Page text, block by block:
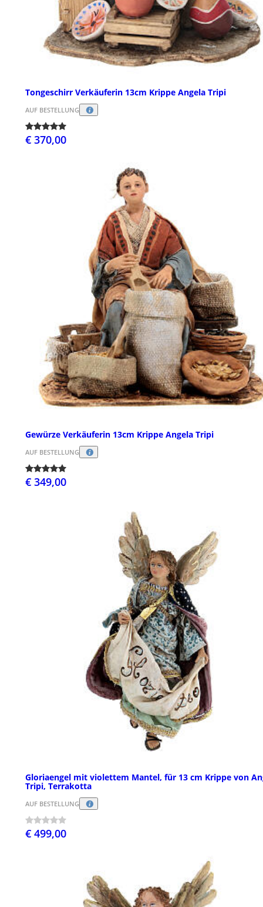
Tongeschirr Verkäuferin 13cm Krippe Angela Tripi
AUF BESTELLUNG
€ 370,00
Gewürze Verkäuferin 13cm Krippe Angela Tripi
AUF BESTELLUNG
€ 349,00
Gloriaengel mit violettem Mantel, für 13 cm Krippe von
Tripi, Terrakotta
AUF BESTELLUNG
€ 499,00